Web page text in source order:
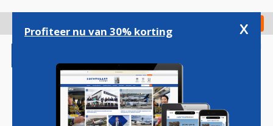
gaan
Check in
Profiteer nu van 30% korting x